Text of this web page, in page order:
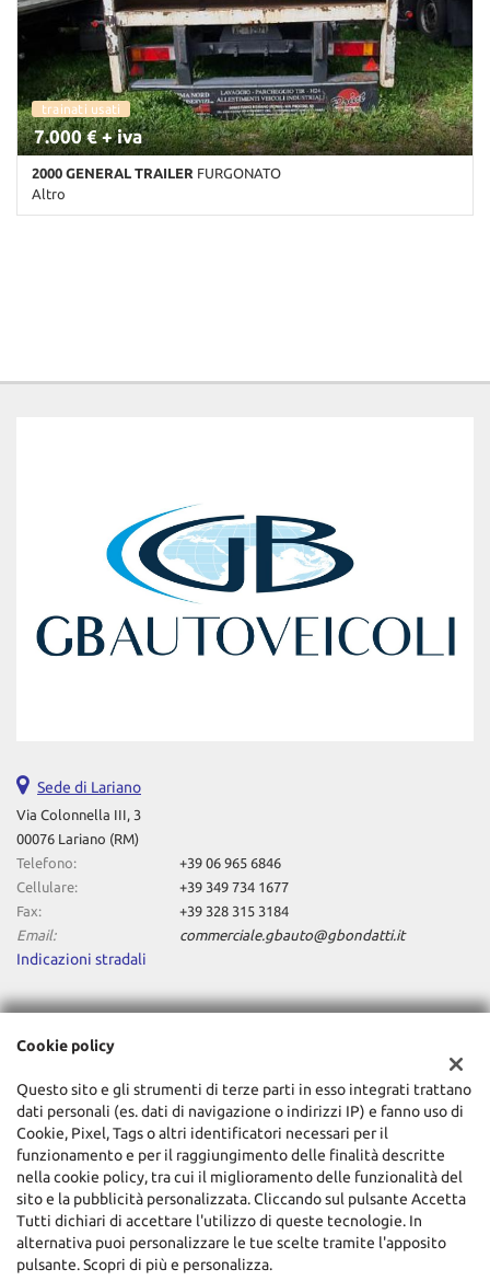
trainati usati
7.000 € + iva
2000 GENERAL TRAILER FURGONATO
Altro
Sede di Lariano
Via Colonnella III, 3
00076 Lariano (RM)
Telefono:
+39 06 965 6846
Cellulare:
+39 349 734 1677
Fax:
+39 328 315 3184
Email:
commerciale.gbauto@gbondatti.it
Indicazioni stradali
Dati fiscali:
Via Colonnella III, 3, Lariano (RM)
C.F/P.IVA:08117401003
Registro delle imprese:RM
Cookie policy
Questo sito e gli strumenti di terze parti in esso integrati trattano
dati personali (es. dati di navigazione o indirizzi IP) e fanno uso di
Cookie, Pixel, Tags o altri identificatori necessari per il
funzionamento e per il raggiungimento delle finalità descritte
nella cookie policy, tra cui il miglioramento delle funzionalità del
sito e la pubblicità personalizzata. Cliccando sul pulsante Accetta
Tutti dichiari di accettare l'utilizzo di queste tecnologie. In
alternativa puoi personalizzare le tue scelte tramite l'apposito
pulsante. Scopri di più e personalizza.